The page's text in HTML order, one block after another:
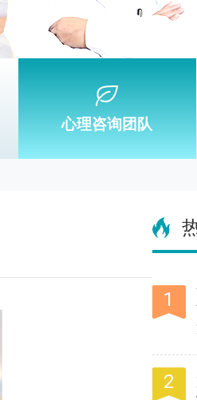
心理咨询团队